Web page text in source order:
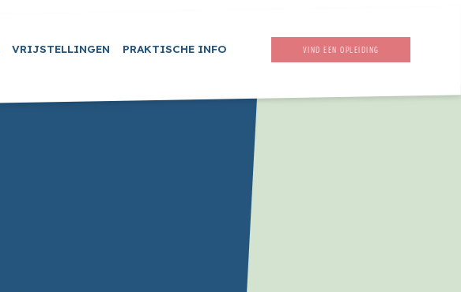
VRIJSTELLINGEN PRAKTISCHE INFO VIND EEN OPLEIDING